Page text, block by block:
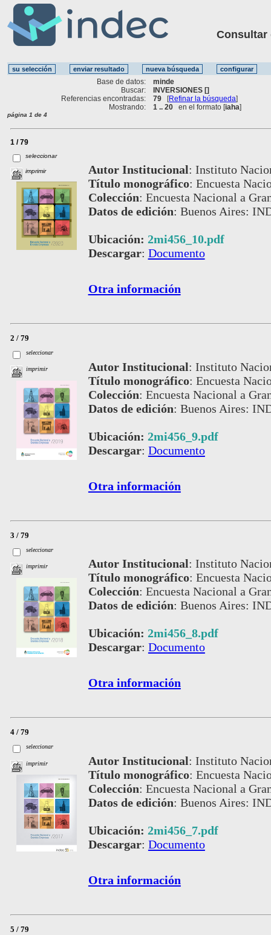
Consultar
Base de datos:
minde
Buscar:
INVERSIONES []
Referencias encontradas:
79 [Refinar la búsqueda]
Mostrando:
1 .. 20 en el formato [iaha]
página 1 de 4
1 / 79
seleccionar
imprimir Autor Institucional: Instituto
Título monográfico: Encuesta
Colección: Encuesta Nacional a
Datos de edición: Buenos Aires:
Ubicación: 2mi456_10.pdf
Descargar: Documento
Otra información
2 / 79
seleccionar
imprimir Autor Institucional: Instituto
Título monográfico: Encuesta
Colección: Encuesta Nacional a
Datos de edición: Buenos Aires:
Ubicación: 2mi456_9.pdf
Descargar: Documento
Otra información
3 / 79
seleccionar
imprimir Autor Institucional: Instituto
Título monográfico: Encuesta
Colección: Encuesta Nacional a
Datos de edición: Buenos Aires:
Ubicación: 2mi456_8.pdf
Descargar: Documento
Otra información
4 / 79
seleccionar
imprimir Autor Institucional: Instituto
Título monográfico: Encuesta
Colección: Encuesta Nacional a
Datos de edición: Buenos Aires:
Ubicación: 2mi456_7.pdf
Descargar: Documento
Otra información
5 / 79